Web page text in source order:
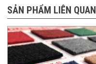
SẢN PHẨM LIÊN QUAN